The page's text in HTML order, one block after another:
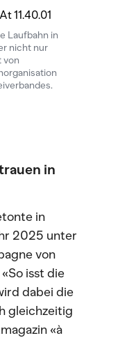
Laufbahn in
nicht nur
von
in
in
2025 unter
von
isst die
dabei die
gleichzeitig
«à